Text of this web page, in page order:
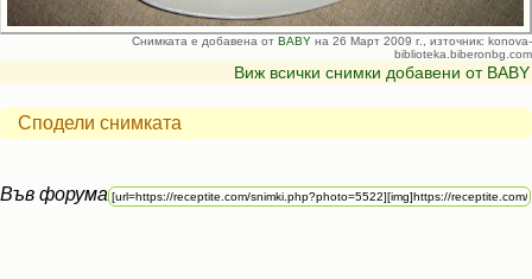
Снимката е добавена от BABY на 26 Март 2009 г., източник: konova-
biblioteka.biberonbg.com
Виж всички снимки добавени от BABY
Сподели снимката
Във форума